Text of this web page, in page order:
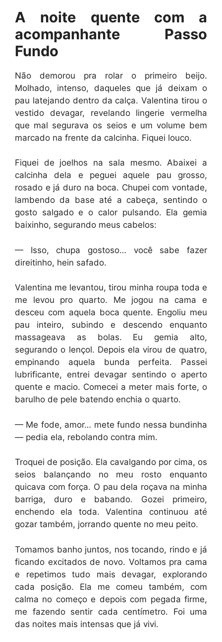
A noite quente com a
acompanhante Passo
Fundo
Não demorou pra rolar o primeiro beijo.
Molhado, intenso, daqueles que já deixam o
pau latejando dentro da calça. Valentina tirou o
vestido devagar, revelando lingerie vermelha
que mal segurava os seios e um volume bem
marcado na frente da calcinha. Fiquei louco.
Fiquei de joelhos na sala mesmo. Abaixei a
calcinha dela e peguei aquele pau grosso,
rosado e já duro na boca. Chupei com vontade,
lambendo da base até a cabeça, sentindo o
gosto salgado e o calor pulsando. Ela gemia
baixinho, segurando meus cabelos:
— Isso, chupa gostoso… você sabe fazer
direitinho, hein safado.
Valentina me levantou, tirou minha roupa toda e
me levou pro quarto. Me jogou na cama e
desceu com aquela boca quente. Engoliu meu
pau inteiro, subindo e descendo enquanto
massageava as bolas. Eu gemia alto,
segurando o lençol. Depois ela virou de quatro,
empinando aquela bunda perfeita. Passei
lubrificante, entrei devagar sentindo o aperto
quente e macio. Comecei a meter mais forte, o
barulho de pele batendo enchia o quarto.
— Me fode, amor… mete fundo nessa bundinha
— pedia ela, rebolando contra mim.
Troquei de posição. Ela cavalgando por cima, os
seios balançando no meu rosto enquanto
quicava com força. O pau dela roçava na minha
barriga, duro e babando. Gozei primeiro,
enchendo ela toda. Valentina continuou até
gozar também, jorrando quente no meu peito.
Tomamos banho juntos, nos tocando, rindo e já
ficando excitados de novo. Voltamos pra cama
e repetimos tudo mais devagar, explorando
cada posição. Ela me comeu também, com
calma no começo e depois com pegada firme,
me fazendo sentir cada centímetro. Foi uma
das noites mais intensas que já vivi.